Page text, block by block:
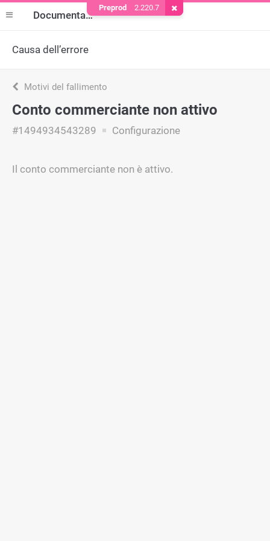
Documentazione
Causa dell’errore
Motivi del fallimento
Conto commerciante non attivo
#1494934543289 Configurazione
Il conto commerciante non è attivo.
Preprod 2.220.7 Rimuovere il cookie